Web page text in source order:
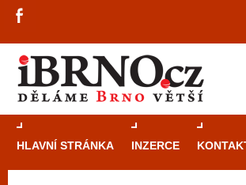
HLAVNÍ STRÁNKA INZERCE